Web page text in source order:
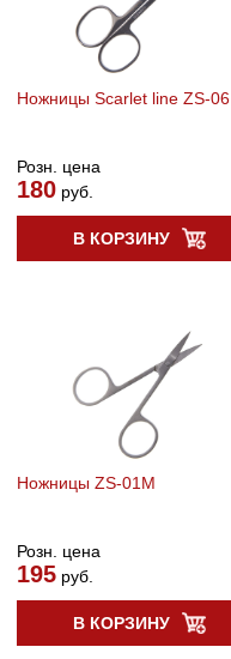
Ножницы Scarlet line ZS-06
Розн. цена
180руб.
В КОРЗИНУ
Ножницы ZS-01M
Розн. цена
195руб.
В КОРЗИНУ